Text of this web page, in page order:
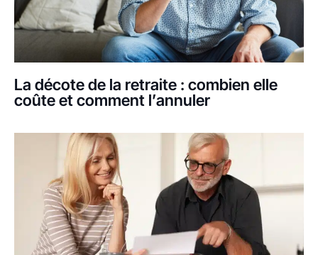
La décote de la retraite : combien elle
coûte et comment l’annuler